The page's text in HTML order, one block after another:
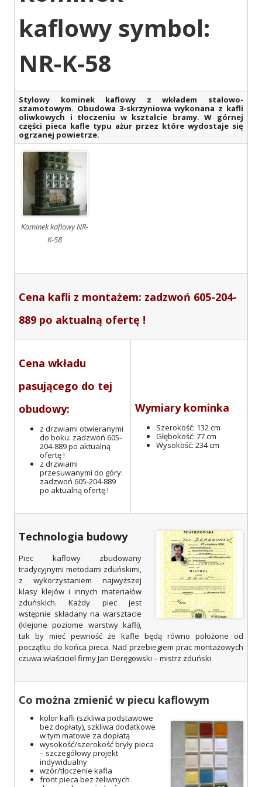
kaflowy symbol:
NR-K-58
Stylowy kominek kaflowy z wkładem stalowo-
szamotowym. Obudowa 3-skrzyniowa wykonana z kafli
oliwkowych i tłoczeniu w kształcie bramy. W górnej
części pieca kafle typu ażur przez które wydostaje się
ogrzanej powietrze.
Kominek kaflowy NR-
K-58
Cena kafli z montażem: zadzwoń 605-204-
889 po aktualną ofertę !
Cena wkładu
pasującego do tej
obudowy:
z drzwiami otwieranymi
do boku: zadzwoń 605-
204-889 po aktualną
ofertę !
z drzwiami
przesuwanymi do góry:
zadzwoń 605-204-889
po aktualną ofertę !
Wymiary kominka
Szerokość: 132 cm
Głębokość: 77 cm
Wysokość: 234 cm
Technologia budowy
Piec kaflowy zbudowany
tradycyjnymi metodami zduńskimi,
z wykorzystaniem najwyższej
klasy klejów i innych materiałów
zduńskich. Każdy piec jest
wstępnie składany na warsztacie
(klejone poziome warstwy kafli),
tak by mieć pewność że kafle będą równo położone od
początku do końca pieca. Nad przebiegiem prac montażowych
czuwa właściciel firmy Jan Deręgowski – mistrz zduński
Co można zmienić w piecu kaflowym
kolor kafli (szkliwa podstawowe
bez dopłaty), szkliwa dodatkowe
w tym matowe za dopłatą
wysokość/szerokość bryły pieca
– szczegółowy projekt
indywidualny
wzór/tłoczenie kafla
front pieca bez żeliwnych